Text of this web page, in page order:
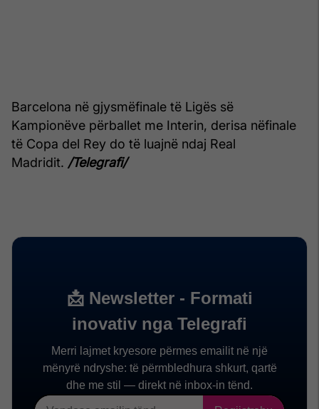
Barcelona në gjysmëfinale të Ligës së
Kampionëve përballet me Interin, derisa nëfinale
të Copa del Rey do të luajnë ndaj Real
Madridit. /Telegrafi/